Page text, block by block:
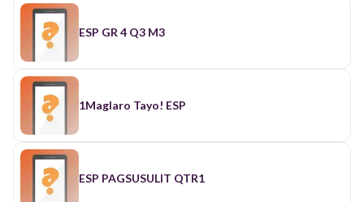
ESP GR 4 Q3 M3
1Maglaro Tayo! ESP
ESP PAGSUSULIT QTR1